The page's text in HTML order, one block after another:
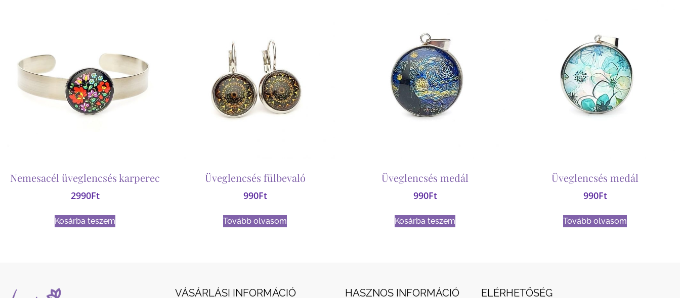
Nemesacél üveglencsés karperec
2990Ft
Kosárba teszem
Üveglencsés fülbevaló
990Ft
Tovább olvasom
Üveglencsés medál
990Ft
Kosárba teszem
Üveglencsés medál
990Ft
Tovább olvasom
VÁSÁRLÁSI INFORMÁCIÓ HASZNOS INFORMÁCIÓ ELÉRHETŐSÉG